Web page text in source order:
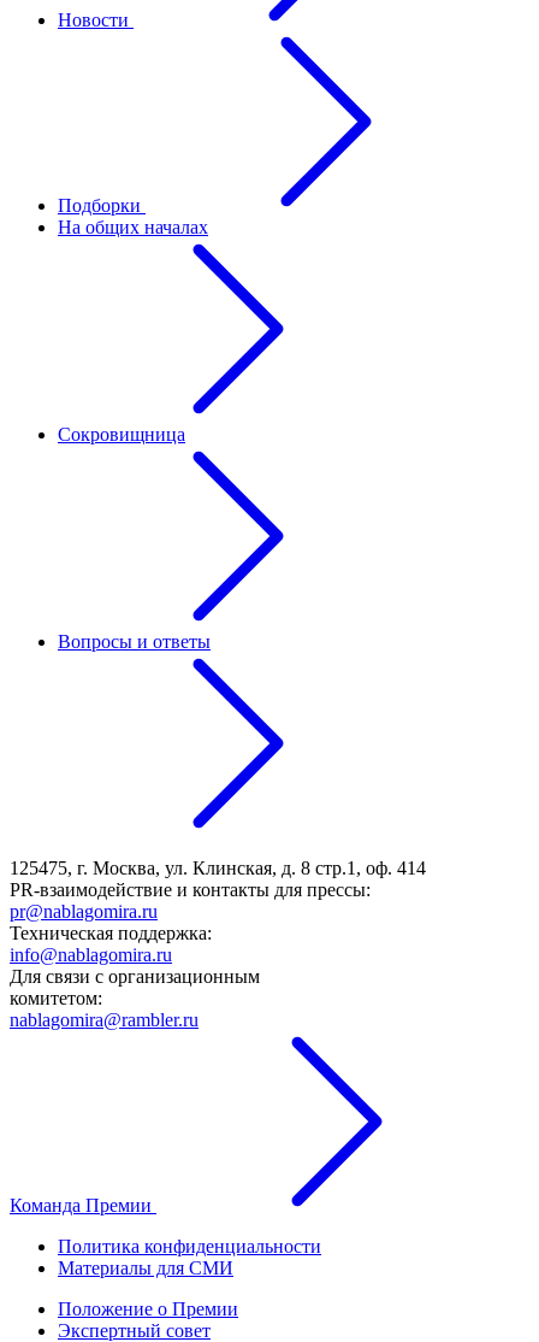
Новости
Подборки
На общих началах
Сокровищница
Вопросы и ответы
125475, г. Москва, ул. Клинская, д. 8 стр.1, оф. 414
PR-взаимодействие и контакты для прессы:
pr@nablagomira.ru
Техническая поддержка:
info@nablagomira.ru
Для связи с организационным
комитетом:
nablagomira@rambler.ru
Команда Премии
Политика конфиденциальности
Материалы для СМИ
Положение о Премии
Экспертный совет